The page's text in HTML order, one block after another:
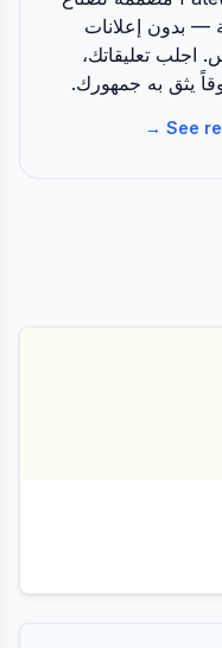
— بدون إعلانات
اجلب تعليقاتك،
يثق به جمهورك.
See